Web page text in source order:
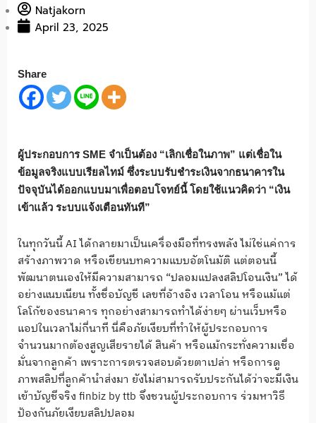
Natjakorn
April 23, 2025
Share
ผู้ประกอบการ SME จำเป็นต้อง “เลิกเชื่อในภาพ” แต่เชื่อใน
ข้อมูลจริงแบบเรียลไทม์ ซึ่งระบบรับชำระเงินจากธนาคารใน
ปัจจุบันได้ออกแบบมาเพื่อตอบโจทย์นี้ โดยใช้แนวคิดว่า “เงิน
เข้าแล้ว ระบบแจ้งเตือนทันที”
ในทุกวันนี้ AI ได้กลายมาเป็นเครื่องมือที่ทรงพลัง ไม่ใช่แค่การ
สร้างภาพวาด หรือเขียนบทความแบบอัตโนมัติ แต่ตอนนี้
พัฒนาตนเองให้มีความสามารถ “ปลอมแปลงสลิปโอนเงิน” ได้
อย่างแนบเนียน ทั้งชื่อบัญชี เลขที่อ้างอิง เวลาโอน หรือแม้แต่
โลโก้ของธนาคาร ทุกอย่างสามารถทำได้ง่ายๆ ผ่านเว็บหรือ
แอปในเวลาไม่กี่นาที นี่คือภัยเงียบที่ทำให้ผู้ประกอบการ
จำนวนมากต้องสูญเสียรายได้ สินค้า หรือแม้กระทั่งความเชื่อ
มั่นจากลูกค้า เพราะการตรวจสอบด้วยตาเปล่า หรือการดู
ภาพสลิปที่ลูกค้านำส่งมา ยังไม่สามารถรับประกันได้ว่าจะมีเงิน
เข้าบัญชีจริง finbiz by ttb จึงชวนผู้ประกอบการ ร่วมหาวิธี
ป้องกันภัยเงียบสลิปปลอม